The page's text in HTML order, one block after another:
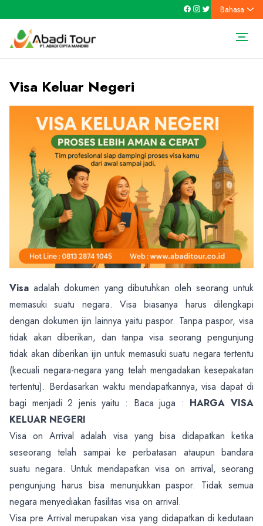
Bahasa
Visa Keluar Negeri
Visa adalah dokumen yang dibutuhkan oleh seorang untuk
memasuki suatu negara. Visa biasanya harus dilengkapi
dengan dokumen ijin lainnya yaitu paspor. Tanpa paspor, visa
tidak akan diberikan, dan tanpa visa seorang pengunjung
tidak akan diberikan ijin untuk memasuki suatu negara tertentu
(kecuali negara-negara yang telah mengadakan kesepakatan
tertentu). Berdasarkan waktu mendapatkannya, visa dapat di
bagi menjadi 2 jenis yaitu : Baca juga : HARGA VISA
KELUAR NEGERI
Visa on Arrival adalah visa yang bisa didapatkan ketika
seseorang telah sampai ke perbatasan ataupun bandara
suatu negara. Untuk mendapatkan visa on arrival, seorang
pengunjung harus bisa menunjukkan paspor. Tidak semua
negara menyediakan fasilitas visa on arrival.
Visa pre Arrival merupakan visa yang didapatkan di kedutaan